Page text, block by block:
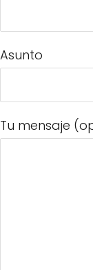
Asunto
Tu mensaje